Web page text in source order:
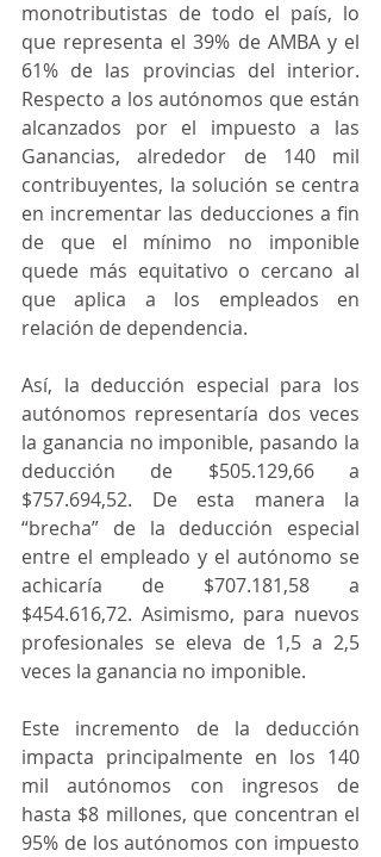
monotributistas de todo el país, lo
que representa el 39% de AMBA y el
61% de las provincias del interior.
Respecto a los autónomos que están
alcanzados por el impuesto a las
Ganancias, alrededor de 140 mil
contribuyentes, la solución se centra
en incrementar las deducciones a fin
de que el mínimo no imponible
quede más equitativo o cercano al
que aplica a los empleados en
relación de dependencia.
Así, la deducción especial para los
autónomos representaría dos veces
la ganancia no imponible, pasando la
deducción de $505.129,66 a
$757.694,52. De esta manera la
“brecha” de la deducción especial
entre el empleado y el autónomo se
achicaría de $707.181,58 a
$454.616,72. Asimismo, para nuevos
profesionales se eleva de 1,5 a 2,5
veces la ganancia no imponible.
Este incremento de la deducción
impacta principalmente en los 140
mil autónomos con ingresos de
hasta $8 millones, que concentran el
95% de los autónomos con impuesto